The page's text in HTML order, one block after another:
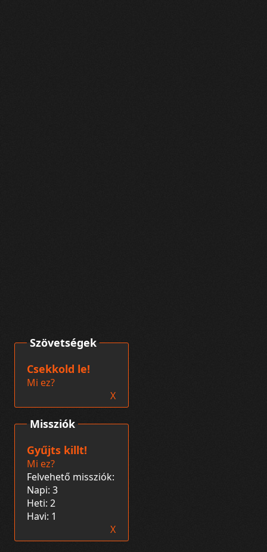
Missziók
Gyűjts killt!
Mi ez?
Felvehető missziók:
Napi: 3
Heti: 2
Havi: 1
X
Szövetségek
Csekkold le!
Mi ez?
X